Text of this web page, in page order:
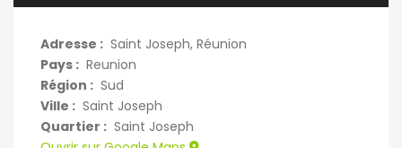
Adresse : Saint Joseph, Réunion
Pays : Reunion
Région : Sud
Ville : Saint Joseph
Quartier : Saint Joseph